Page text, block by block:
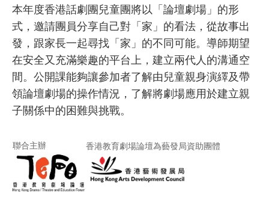
本年度香港話劇團兒童團將以「論壇劇場」的形
式，邀請團員分享自己對「家」的看法，從故事出
發，跟家長一起尋找「家」的不同可能。導師期望
在安全又充滿樂趣的平台上，建立兩代人的溝通空
間。公開課能夠讓參加者了解由兒童親身演繹及帶
領論壇劇場的操作情況，了解將劇場應用於建立親
子關係中的困難與挑戰。
聯合主辦 香港教育劇場論壇為藝發局資助團體